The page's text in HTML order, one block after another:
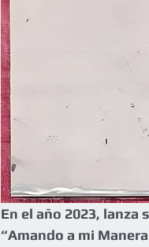
En el año 2023, lanza
“Amando a mi